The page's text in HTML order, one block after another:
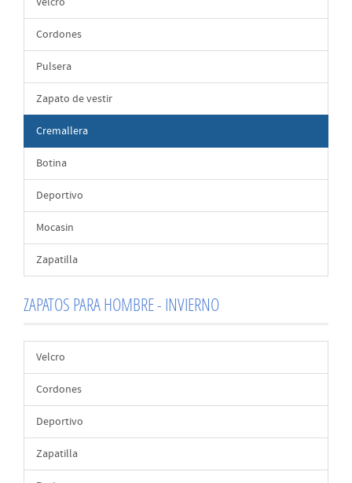
Cordones
Pulsera
Zapato de vestir
Cremallera
Botina
Deportivo
Mocasin
Zapatilla
ZAPATOS PARA HOMBRE - INVIERNO
Velcro
Cordones
Deportivo
Zapatilla